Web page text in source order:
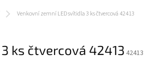
Venkovní zemní LED svítidla 3 ks čtvercová 42413
ks čtvercová 42413 42413